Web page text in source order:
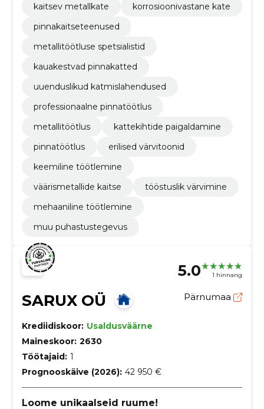
kaitsev metallkate
korrosioonivastane kate
pinnakaitseteenused
metallitöötluse spetsialistid
kauakestvad pinnakatted
uuenduslikud katmislahendused
professionaalne pinnatöötlus
metallitöötlus
kattekihtide paigaldamine
pinnatöötlus
erilised värvitoonid
keemiline töötlemine
väärismetallide kaitse
tööstuslik värvimine
mehaaniline töötlemine
muu puhastustegevus
5.0 1 hinnang
SARUX OÜ Pärnumaa
Krediidiskoor: Usaldusväärne
Maineskoor: 2630
Töötajaid: 1
Prognooskäive (2026): 42 950 €
Loome unikaalseid ruume!